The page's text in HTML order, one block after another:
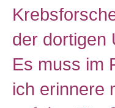
der dortigen
Es muss im
ich erinnere